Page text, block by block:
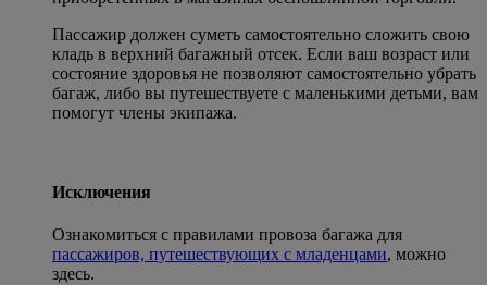
Пассажир должен суметь самостоятельно сложить свою
кладь в верхний багажный отсек. Если ваш возраст или
состояние здоровья не позволяют самостоятельно убрать
багаж, либо вы путешествуете с маленькими детьми, вам
помогут члены экипажа.
Исключения
Ознакомиться с правилами провоза багажа для
пассажиров, путешествующих с младенцами, можно
здесь.